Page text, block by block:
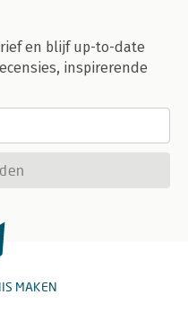
en blijf up-to-date
inspirerende
MAKEN